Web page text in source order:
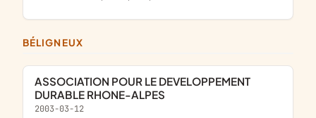
BÉLIGNEUX
ASSOCIATION POUR LE DEVELOPPEMENT
DURABLE RHONE-ALPES
2003-03-12